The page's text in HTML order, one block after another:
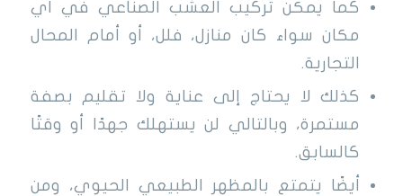
كما يمكن تركيب العشب الصناعي في أي
مكان سواء كان منازل، فلل، أو أمام المحال
التجارية.
كذلك لا يحتاج إلى عناية ولا تقليم بصفة
مستمرة، وبالتالي لن يستهلك جهدًا أو وقتًا
كالسابق.
أيضًا يتمتع بالمظهر الطبيعي الحيوي، ومن